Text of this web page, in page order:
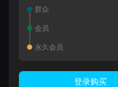
群众
会员
永久会员
登录购买